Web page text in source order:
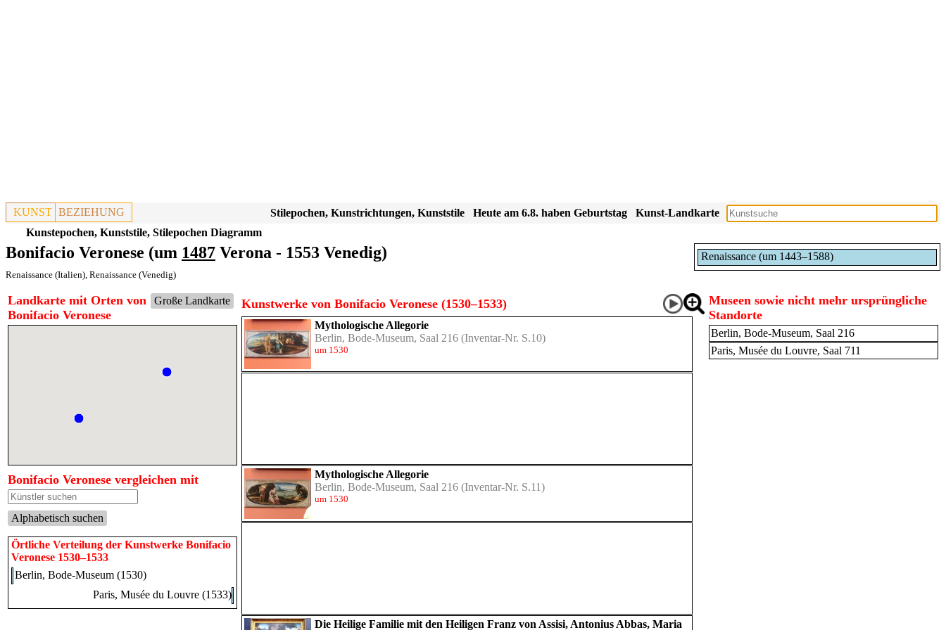
KUNST BEZIEHUNG Kunst-Landkarte
Heute am 6.8. haben Geburtstag
Stilepochen, Kunstrichtungen, Kunststile
Kunstepochen, Kunststile, Stilepochen Diagramm
Renaissance (um 1443–1588)
Bonifacio Veronese (um 1487 Verona - 1553 Venedig)
Renaissance (Italien), Renaissance (Venedig)
Große Landkarte
Landkarte mit Orten von
Bonifacio Veronese
Bonifacio Veronese vergleichen mit
Alphabetisch suchen
Örtliche Verteilung der Kunstwerke Bonifacio
Veronese 1530–1533
Berlin, Bode-Museum (1530)
Paris, Musée du Louvre (1533)
Kunstwerke von Bonifacio Veronese (1530–1533)
Mythologische Allegorie
Berlin, Bode-Museum, Saal 216 (Inventar-Nr. S.10)
um 1530
Mythologische Allegorie
Berlin, Bode-Museum, Saal 216 (Inventar-Nr. S.11)
um 1530
Die Heilige Familie mit den Heiligen Franz von Assisi, Antonius Abbas, Maria
Museen sowie nicht mehr ursprüngliche
Standorte
Berlin, Bode-Museum, Saal 216
Paris, Musée du Louvre, Saal 711